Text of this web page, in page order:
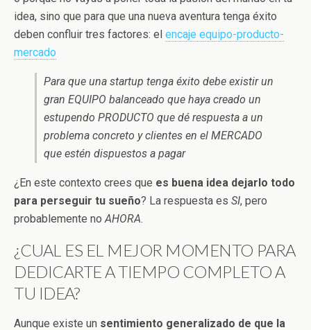
idea, sino que para que una nueva aventura tenga éxito
deben confluir tres factores: el encaje equipo-producto-
mercado
Para que una startup tenga éxito debe existir un
gran EQUIPO balanceado que haya creado un
estupendo PRODUCTO que dé respuesta a un
problema concreto y clientes en el MERCADO
que estén dispuestos a pagar
¿En este contexto crees que es buena idea dejarlo todo
para perseguir tu sueño? La respuesta es SI, pero
probablemente noAHORA.
¿CUAL ES EL MEJOR MOMENTO PARA
DEDICARTE A TIEMPO COMPLETO A
TU IDEA?
Aunque existe un sentimiento generalizado de que la